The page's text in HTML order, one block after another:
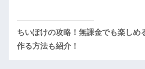
ちいぽけの攻略！無課金でも楽しめ
作る方法も紹介！